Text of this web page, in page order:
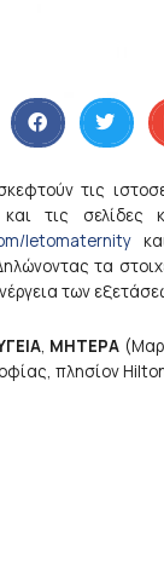
τις
τις σελίδες
letomaternity
τα
των
, ΜΗΤΕΡΑ
πλησίον